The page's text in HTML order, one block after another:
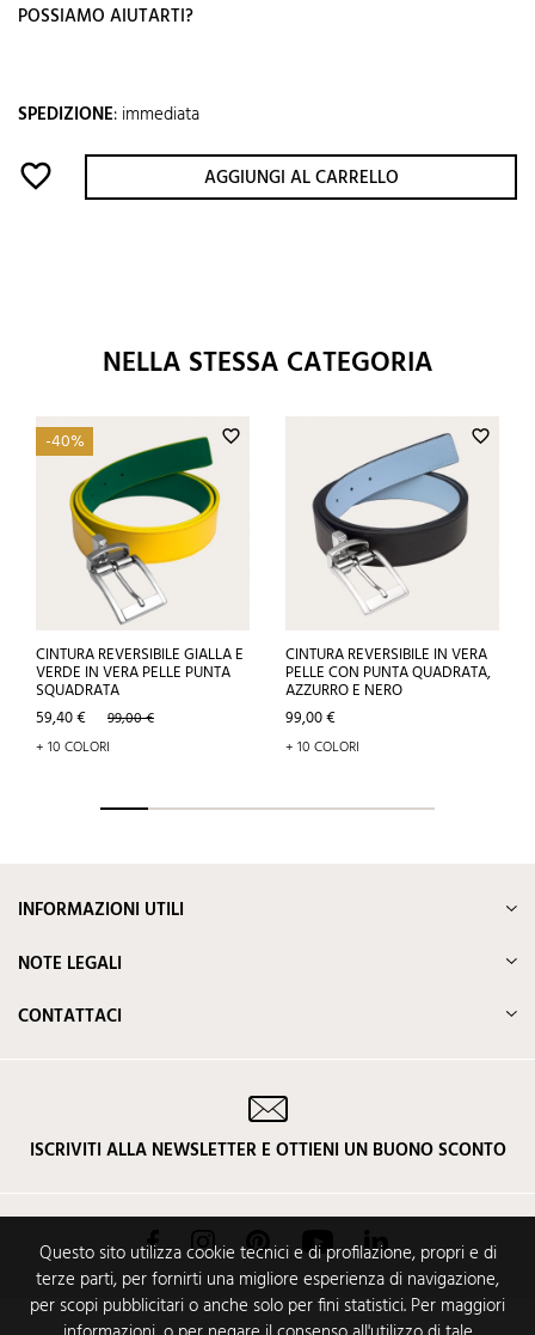
POSSIAMO AIUTARTI?
SPEDIZIONE: immediata
favorite_border AGGIUNGI AL CARRELLO
NELLA STESSA CATEGORIA
favorite_border
-40%
CINTURA REVERSIBILE GIALLA E
VERDE IN VERA PELLE PUNTA
SQUADRATA
Prezzo
59,40 € Prezzo
base
99,00 €
+ 10 COLORI
favorite_border
CINTURA REVERSIBILE IN VERA
PELLE CON PUNTA QUADRATA,
AZZURRO E NERO
Prezzo
99,00 €
+ 10 COLORI
Questo sito utilizza cookie tecnici e di profilazione, propri e di
terze parti, per fornirti una migliore esperienza di navigazione,
per scopi pubblicitari o anche solo per fini statistici. Per maggiori
INFORMAZIONI UTILI
NOTE LEGALI
CONTATTACI
ISCRIVITI ALLA NEWSLETTER E OTTIENI UN BUONO SCONTO
FacebookInstagramPinterest YouTube